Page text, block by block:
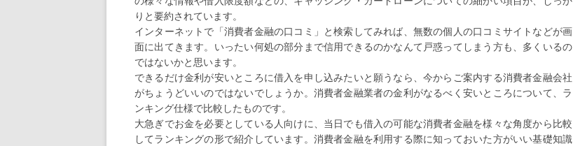
りと要約されています。
インターネットで「消費者金融の口コミ」と検索してみれば、無数の個人の口コミサイトなどが画
面に出てきます。いったい何処の部分まで信用できるのかなんて戸惑ってしまう方も、多くいるの
ではないかと思います。
できるだけ金利が安いところに借入を申し込みたいと願うなら、今からご案内する消費者金融会社
がちょうどいいのではないでしょうか。消費者金融業者の金利がなるべく安いところについて、ラ
ンキング仕様で比較したものです。
大急ぎでお金を必要としている人向けに、当日でも借入の可能な消費者金融を様々な角度から比較
してランキングの形で紹介しています。消費者金融を利用する際に知っておいた方がいい基礎知識